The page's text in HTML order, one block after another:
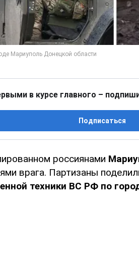
в курсе главного –
Подписаться
россиянами
врага. Партизаны
техники ВС РФ по